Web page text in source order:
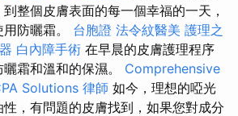
整個皮膚表面的每一個幸福的一天，
防曬霜。 台胞證 法令紋醫美 護理之
白內障手術 在早晨的皮膚護理程序
霜和溫和的保濕。 Comprehensive
Solutions 律師 如今，理想的啞光
，有問題的皮膚找到，如果您對成分